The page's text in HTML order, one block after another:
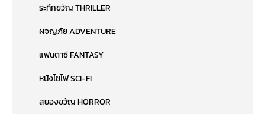
ระทึกขวัญ THRILLER
ผจญภัย ADVENTURE
แฟนตาซี FANTASY
หนังไซไฟ SCI-FI
สยองขวัญ HORROR